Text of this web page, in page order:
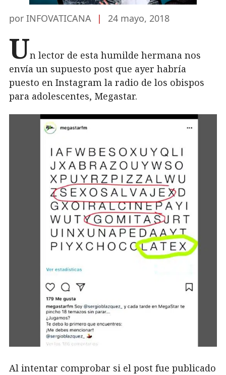
por INFOVATICANA | 24 mayo, 2018
Un lector de esta humilde hermana nos
envía un supuesto post que ayer habría
puesto en Instagram la radio de los obispos
para adolescentes, Megastar.
Al intentar comprobar si el post fue publicado